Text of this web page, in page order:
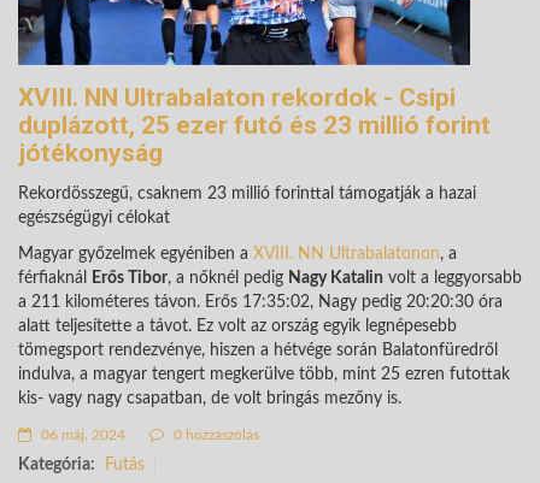
XVIII. NN Ultrabalaton rekordok - Csipi
duplázott, 25 ezer futó és 23 millió forint
jótékonyság
Rekordösszegű, csaknem 23 millió forinttal támogatják a hazai
egészségügyi célokat
Magyar győzelmek egyéniben a XVIII. NN Ultrabalatonon, a
férfiaknál
Erős Tibor, a nőknél pedig Nagy Katalin volt a leggyorsabb
a 211 kilométeres távon. Erős 17:35:02, Nagy pedig 20:20:30 óra
alatt teljesítette a távot. Ez volt az ország egyik legnépesebb
tömegsport rendezvénye, hiszen a hétvége során Balatonfüredről
indulva, a magyar tengert megkerülve több, mint 25 ezren futottak
kis- vagy nagy csapatban, de volt bringás mezőny is.
06 máj. 2024 0 hozzászólás
Kategória: Futás